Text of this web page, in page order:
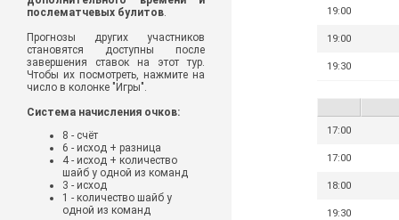
послематчевых булитов.
Прогнозы других участников
становятся доступны после
завершения ставок на этот тур.
Чтобы их посмотреть, нажмите на
число в колонке "Игры".
Система начисления очков:
8 - счёт
6 - исход + разница
4 - исход + количество
шайб у одной из команд
3 - исход
1 - количество шайб у
одной из команд
19:00
19:00
19:30
17:00
17:00
18:00
19:30